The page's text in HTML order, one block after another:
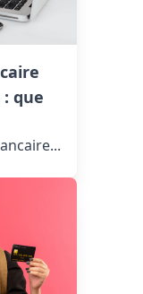
que